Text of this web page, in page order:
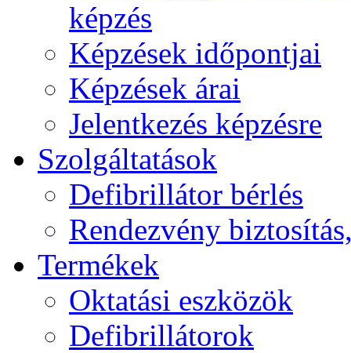
képzés
Képzések időpontjai
Képzések árai
Jelentkezés képzésre
Szolgáltatások
Defibrillátor bérlés
Rendezvény
Termékek
Oktatási eszközök
Defibrillátorok